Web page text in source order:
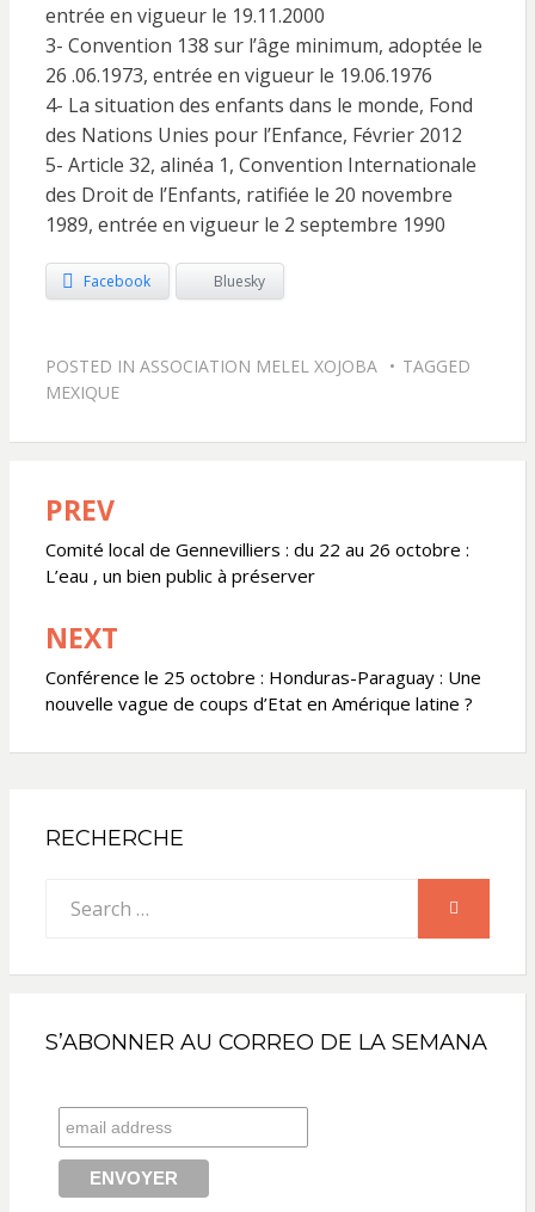
entrée en vigueur le 19.11.2000
3- Convention 138 sur l’âge minimum, adoptée le
26 .06.1973, entrée en vigueur le 19.06.1976
4- La situation des enfants dans le monde, Fond
des Nations Unies pour l’Enfance, Février 2012
5- Article 32, alinéa 1, Convention Internationale
des Droit de l’Enfants, ratifiée le 20 novembre
1989, entrée en vigueur le 2 septembre 1990
Facebook Bluesky
POSTED IN ASSOCIATION MELEL XOJOBA
TAGGED
MEXIQUE
Navigation
de
l’article
PREV
Comité local de Gennevilliers : du 22 au 26 octobre :
L’eau , un bien public à préserver
NEXT
Conférence le 25 octobre : Honduras-Paraguay : Une
nouvelle vague de coups d’Etat en Amérique latine ?
RECHERCHE
for:
SEARCH
S’ABONNER AU CORREO DE LA SEMANA